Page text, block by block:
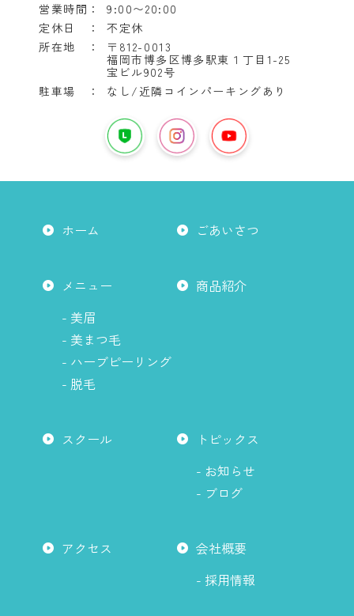
営業時間：
9:00〜20:00
定休日 ：
不定休
所在地 ：
〒812-0013
福岡市博多区博多駅東１丁目1-25
宝ビル902号
駐車場 ：
なし/近隣コインパーキングあり
LINE
こ
イ
ス
グ
ラ
は
YouTube
は
ち
か
ら
ホーム ごあいさつ
メニュー
- 美眉
- 美まつ毛
- ハーブピーリング
- 脱毛
商品紹介
スクール
トピックス
- お知らせ
- ブログ
アクセス
会社概要
- 採用情報